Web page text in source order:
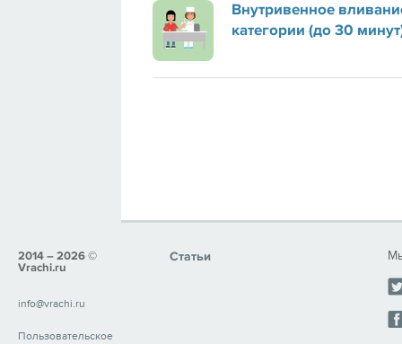
Внутривенное
категории (до 30
2014 – 2026 ©
Vrachi.ru
info@vrachi.ru
Пользовательское
Статьи